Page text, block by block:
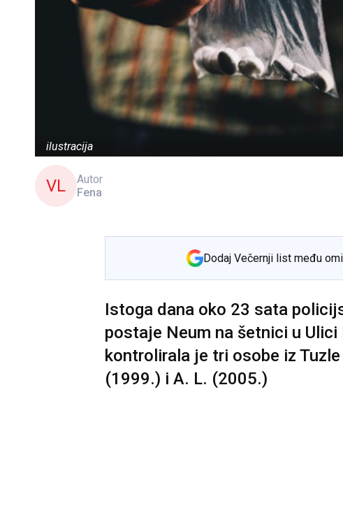
ilustracija
VL
Autor
Fena
Dodaj Večernji list među
Istoga dana oko 23 sata
postaje Neum na šetnici u Ulici
kontrolirala je tri osobe iz
(1999.) i A. L. (2005.)